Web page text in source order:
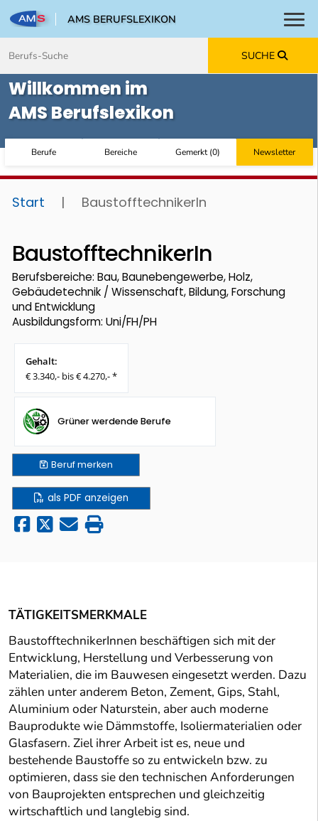
AMS BERUFSLEXIKON
SUCHE
Willkommen im
AMS Berufslexikon
Berufe Bereiche Gemerkt(0) Newsletter
Start | BaustofftechnikerIn
BaustofftechnikerIn
Berufsbereiche: Bau, Baunebengewerbe, Holz,
Gebäudetechnik / Wissenschaft, Bildung, Forschung
und Entwicklung
Ausbildungsform: Uni/FH/PH
Gehalt:
€ 3.340,- bis € 4.270,- *
Grüner werdende Berufe
Berufmerken
als PDF anzeigen
TÄTIGKEITSMERKMALE
BaustofftechnikerInnen beschäftigen sich mit der
Entwicklung, Herstellung und Verbesserung von
Materialien, die im Bauwesen eingesetzt werden. Dazu
zählen unter anderem Beton, Zement, Gips, Stahl,
Aluminium oder Naturstein, aber auch moderne
Bauprodukte wie Dämmstoffe, Isoliermaterialien oder
Glasfasern. Ziel ihrer Arbeit ist es, neue und
bestehende Baustoffe so zu entwickeln bzw. zu
optimieren, dass sie den technischen Anforderungen
von Bauprojekten entsprechen und gleichzeitig
wirtschaftlich und langlebig sind.